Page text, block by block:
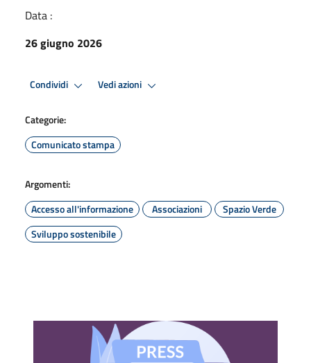
Data :
26 giugno 2026
Condividi Vedi azioni
Categorie:
Comunicato stampa
Argomenti:
Accesso all'informazione
Associazioni
Spazio Verde
Sviluppo sostenibile